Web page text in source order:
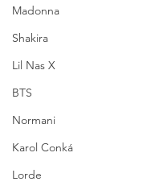
Madonna
Shakira
Lil Nas X
BTS
Normani
Karol Conká
Lorde